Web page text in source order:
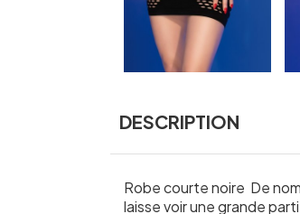
DESCRIPTION
Robe courte noire De
laisse voir une grande